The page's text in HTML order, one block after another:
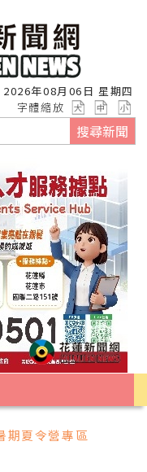
2026年08月06日 星期四
字體縮放
搜尋新聞
夏令營專區